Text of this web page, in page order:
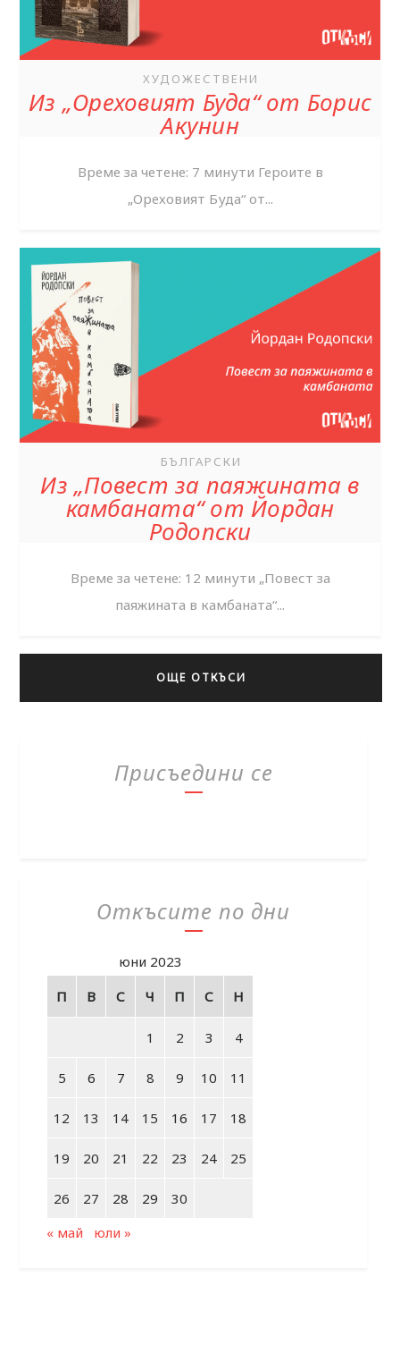
ХУДОЖЕСТВЕНИ
Из „Ореховият Буда“ от Борис
Акунин
Време за четене: 7 минути Героите в
„Ореховият Буда“ от...
БЪЛГАРСКИ
Из „Повест за паяжината в
камбаната“ от Йордан
Родопски
Време за четене: 12 минути „Повест за
паяжината в камбаната“...
ОЩЕ ОТКЪСИ
Присъедини се
Откъсите по дни
юни 2023
П
В С Ч П С Н
1 2 3 4
5 6 7 8 9 10 11
12 13 14 15 16 17 18
19 20 21 22 23 24 25
26 27 28 29
30
« май
юли »